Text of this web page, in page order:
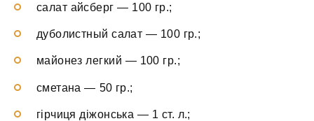
салат айсберг — 100 гр.;
дуболистный салат — 100 гр.;
майонез легкий — 100 гр.;
сметана — 50 гр.;
гірчиця діжонська — 1 ст. л.;